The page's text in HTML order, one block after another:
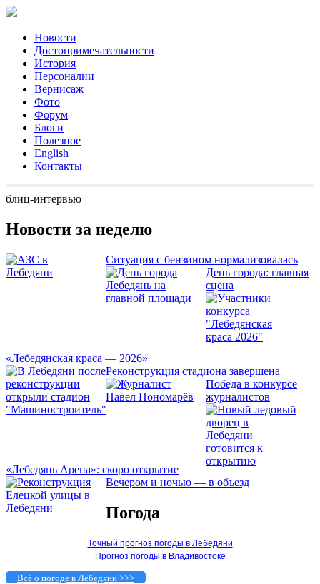
Новости
Достопримечательности
История
Персоналии
Вернисаж
Фото
Форум
Блоги
Полезное
English
Контакты
блиц-интервью
Новости за неделю
Ситуация с бензином нормализовалась
День города: главная
сцена
«Лебедянская краса — 2026»
Реконструкция стадиона завершена
Победа в конкурсе
журналистов
«Лебедянь Арена»: скоро открытие
Вечером и ночью — в объезд
Погода
Точный прогноз погоды в Лебедяни
Прогноз погоды в Владивостоке
Всё о погоде в Лебедяни >>>